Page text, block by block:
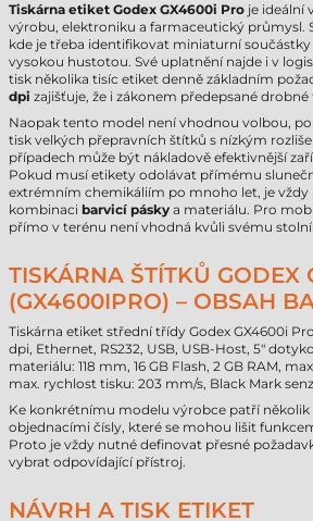
Tiskárna etiket Godex GX4600i Pro je ideální
výrobu, elektroniku a farmaceutický průmysl.
kde je třeba identifikovat miniaturní
vysokou hustotou. Své uplatnění najde i v
tisk několika tisíc etiket denně základním
dpi zajišťuje, že i zákonem předepsané
Naopak tento model není vhodnou volbou,
tisk velkých přepravních štítků s nízkým
případech může být nákladově efektivnější
Pokud musí etikety odolávat přímému
extrémním chemikáliím po mnoho let, je
kombinaci barvicí pásky a materiálu. Pro
přímo v terénu není vhodná kvůli svému
TISKÁRNA ŠTÍTKŮ GODEX
(GX4600IPRO) – OBSAH
Tiskárna etiket střední třídy Godex GX4600i
dpi, Ethernet, RS232, USB, USB-Host, 5"
materiálu: 118 mm, 16 GB Flash, 2 GB RAM,
max. rychlost tisku: 203 mm/s, Black Mark
Ke konkrétnímu modelu výrobce patří
objednacími čísly, které se mohou lišit
Proto je vždy nutné definovat přesné
vybrat odpovídající přístroj.
NÁVRH A TISK ETIKET